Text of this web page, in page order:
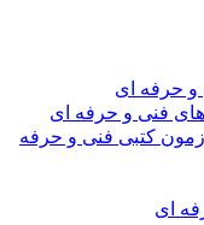
و حرفه ای
فنی و حرفه ای
کتبی فنی و حرفه
ای